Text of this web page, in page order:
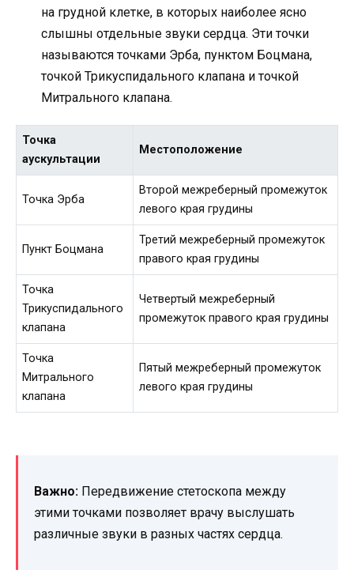
на грудной клетке, в которых наиболее ясно
слышны отдельные звуки сердца. Эти точки
называются точками Эрба, пунктом Боцмана,
точкой Трикуспидального клапана и точкой
Митрального клапана.
Точка
аускультации
Местоположение
Точка Эрба
Второй межреберный промежуток
левого края грудины
Пункт Боцмана
Третий межреберный промежуток
правого края грудины
Точка
Трикуспидального
клапана
Четвертый межреберный
промежуток правого края грудины
Точка
Митрального
клапана
Пятый межреберный промежуток
левого края грудины
Важно: Передвижение стетоскопа между
этими точками позволяет врачу выслушать
различные звуки в разных частях сердца.